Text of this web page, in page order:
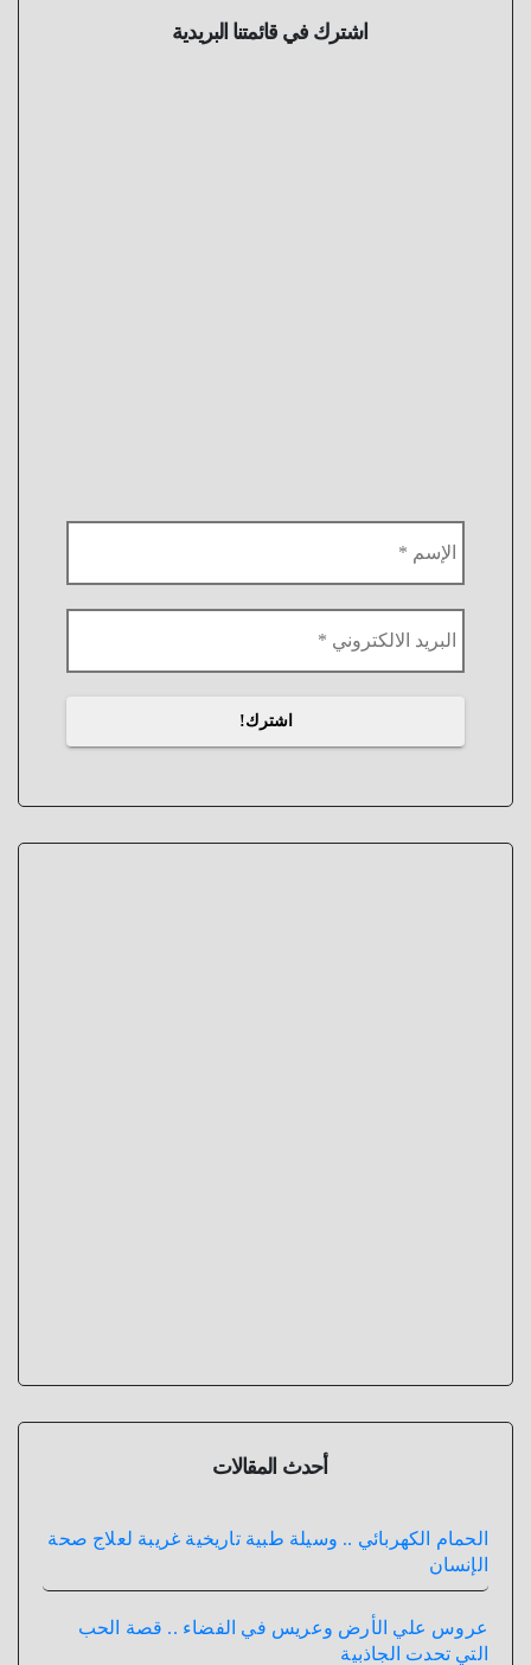
اشترك في قائمتنا البريدية
أحدث المقالات
الحمام الكهربائي .. وسيلة طبية تاريخية غريبة لعلاج صحة
الإنسان
عروس علي الأرض وعريس في الفضاء .. قصة الحب
التي تحدت الجاذبية